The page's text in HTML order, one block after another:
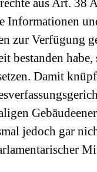
aus Art. 38
Informationen
zur Verfügung
bestanden
Damit
jedoch gar